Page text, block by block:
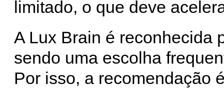
limitado, o que deve
A Lux Brain é reconhecida
sendo uma escolha
Por isso, a recomendação